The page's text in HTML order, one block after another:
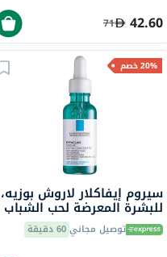
42.60
71
20% خصم
سيروم إيفاكلار لاروش بوزيه،
للبشرة المعرضة لحب الشباب
- 30 مل توصيل مجاني60 دقيقة